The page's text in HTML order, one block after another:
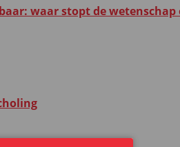
waar stopt de wetenschap